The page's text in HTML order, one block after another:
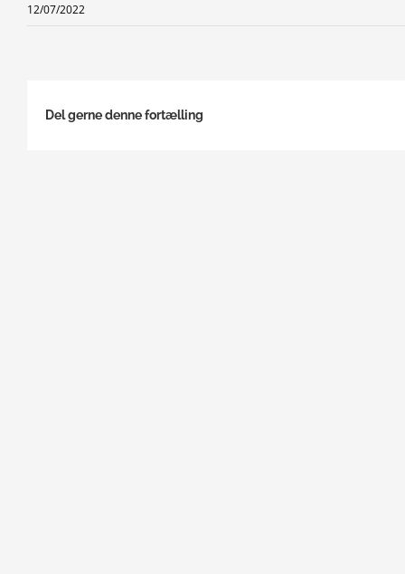
12/07/2022
Del gerne denne fortælling